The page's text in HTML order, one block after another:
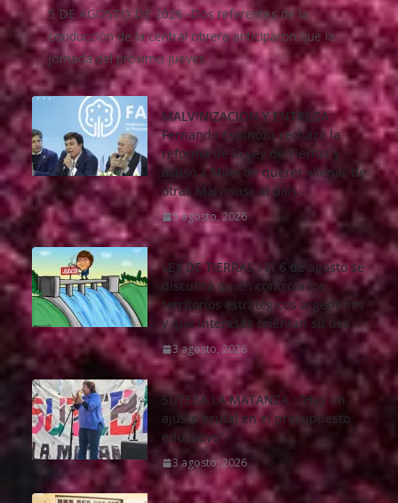
5 DE AGOSTO DE 2026.-Dos referentes de la
conducción de la central obrera anticiparon que la
jornada del próximo jueves
MALVINIZACIÖN Y ENTREGA :
Fernando Espinoza rechazó la
reforma de la Ley de Tierras y
acusó a Milei de querer «llenar de
otras Malvinas» al país.-
5 agosto, 2026
LEY DE TIERRAS : El 6 de agosto se
discutirá quién controla los
territorios estratégicos argentinos
y qué intereses orientan su uso.-
3 agosto, 2026
SUTEBA LA MATANZA : “Hay un
ajuste brutal en el presupuesto
educativo”.-
3 agosto, 2026